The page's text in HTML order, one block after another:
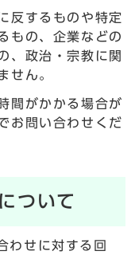
反するものや特定
もの、企業などの
、政治・宗教に関
せん。
間がかかる場合が
お問い合わせくだ
ついて
わせに対する回